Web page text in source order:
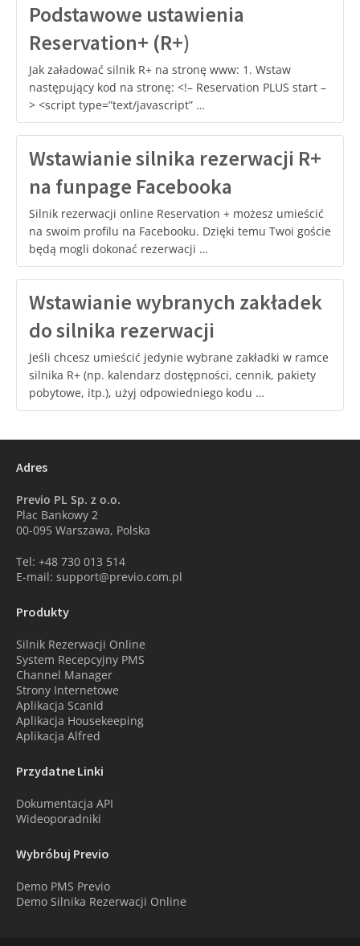
Podstawowe ustawienia
Reservation+ (R+)
Jak załadować silnik R+ na stronę www: 1. Wstaw
następujący kod na stronę: <!– Reservation PLUS start –
> <script type=”text/javascript” …
Wstawianie silnika rezerwacji R+
na funpage Facebooka
Silnik rezerwacji online Reservation + możesz umieścić
na swoim profilu na Facebooku. Dzięki temu Twoi goście
będą mogli dokonać rezerwacji …
Wstawianie wybranych zakładek
do silnika rezerwacji
Jeśli chcesz umieścić jedynie wybrane zakładki w ramce
silnika R+ (np. kalendarz dostępności, cennik, pakiety
pobytowe, itp.), użyj odpowiedniego kodu …
Adres
Previo PL Sp. z o.o.
Plac Bankowy 2
00-095 Warszawa, Polska
Tel: +48 730 013 514
E-mail: support@previo.com.pl
Produkty
Silnik Rezerwacji Online
System Recepcyjny PMS
Channel Manager
Strony Internetowe
Aplikacja ScanId
Aplikacja Housekeeping
Aplikacja Alfred
Przydatne Linki
Dokumentacja API
Wideoporadniki
Wybróbuj Previo
Demo PMS Previo
Demo Silnika Rezerwacji Online